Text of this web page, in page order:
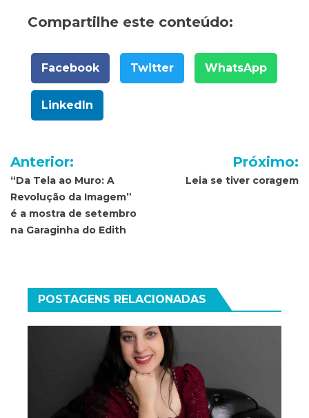
Compartilhe este conteúdo:
Facebook Twitter WhatsApp
LinkedIn
Navegação
de
Post
Anterior:
“Da Tela ao Muro: A
Revolução da Imagem”
é a mostra de setembro
na Garaginha do Edith
Próximo:
Leia se tiver coragem
POSTAGENS RELACIONADAS